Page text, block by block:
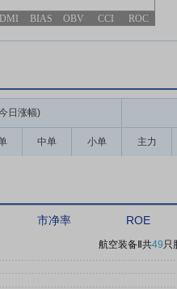
DMI BIAS OBV CCI ROC
日涨幅)
中单 小单 主力
市净率 ROE
航空装备Ⅱ 共49只